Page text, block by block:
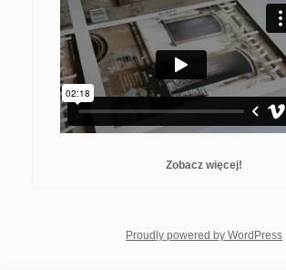
Zobacz więcej!
Proudly powered by WordPress